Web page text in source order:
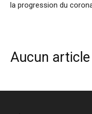
la progression du
Aucun